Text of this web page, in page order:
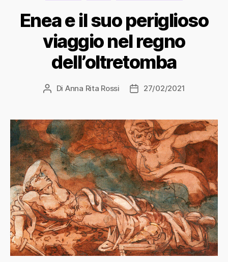
Enea e il suo periglioso
viaggio nel regno
dell’oltretomba
Autore
Di Anna Rita Rossi
Data27/02/2021